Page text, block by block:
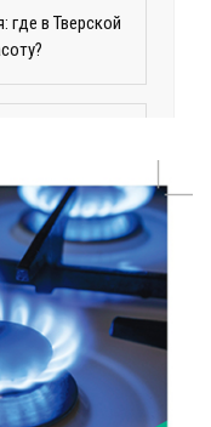
где в Тверской